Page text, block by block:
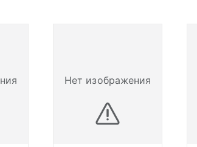
Нет изображения